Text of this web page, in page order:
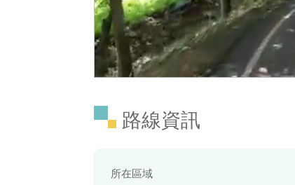
路線資訊
所在區域